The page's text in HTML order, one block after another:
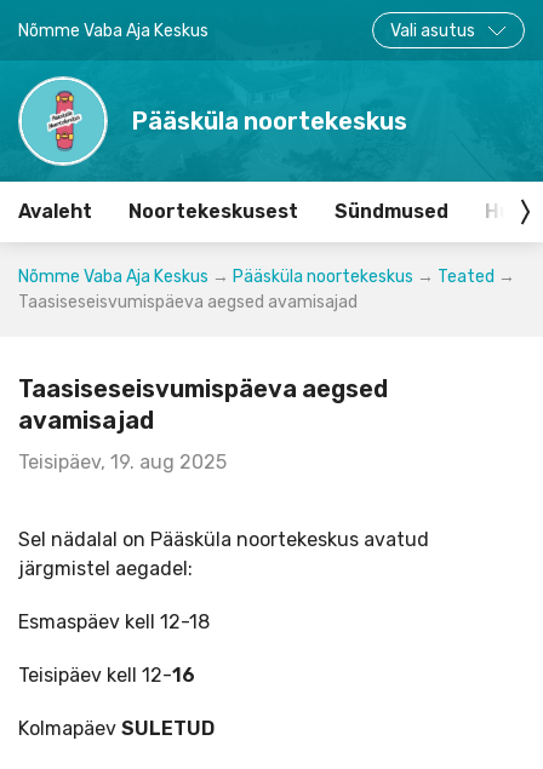
Nõmme Vaba Aja Keskus Vali asutus
Pääsküla noortekeskus
Avaleht Noortekeskusest Sündmused
Nõmme Vaba Aja Keskus → Pääsküla noortekeskus → Teated →
Taasiseseisvumispäeva aegsed avamisajad
Taasiseseisvumispäeva aegsed
avamisajad
Teisipäev, 19. aug 2025
Sel nädalal on Pääsküla noortekeskus avatud
järgmistel aegadel:
Esmaspäev kell 12-18
Teisipäev kell 12-16
Kolmapäev SULETUD